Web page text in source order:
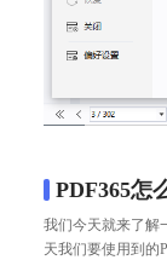
PDF365怎
我们今天就来了解
天我们要使用到的